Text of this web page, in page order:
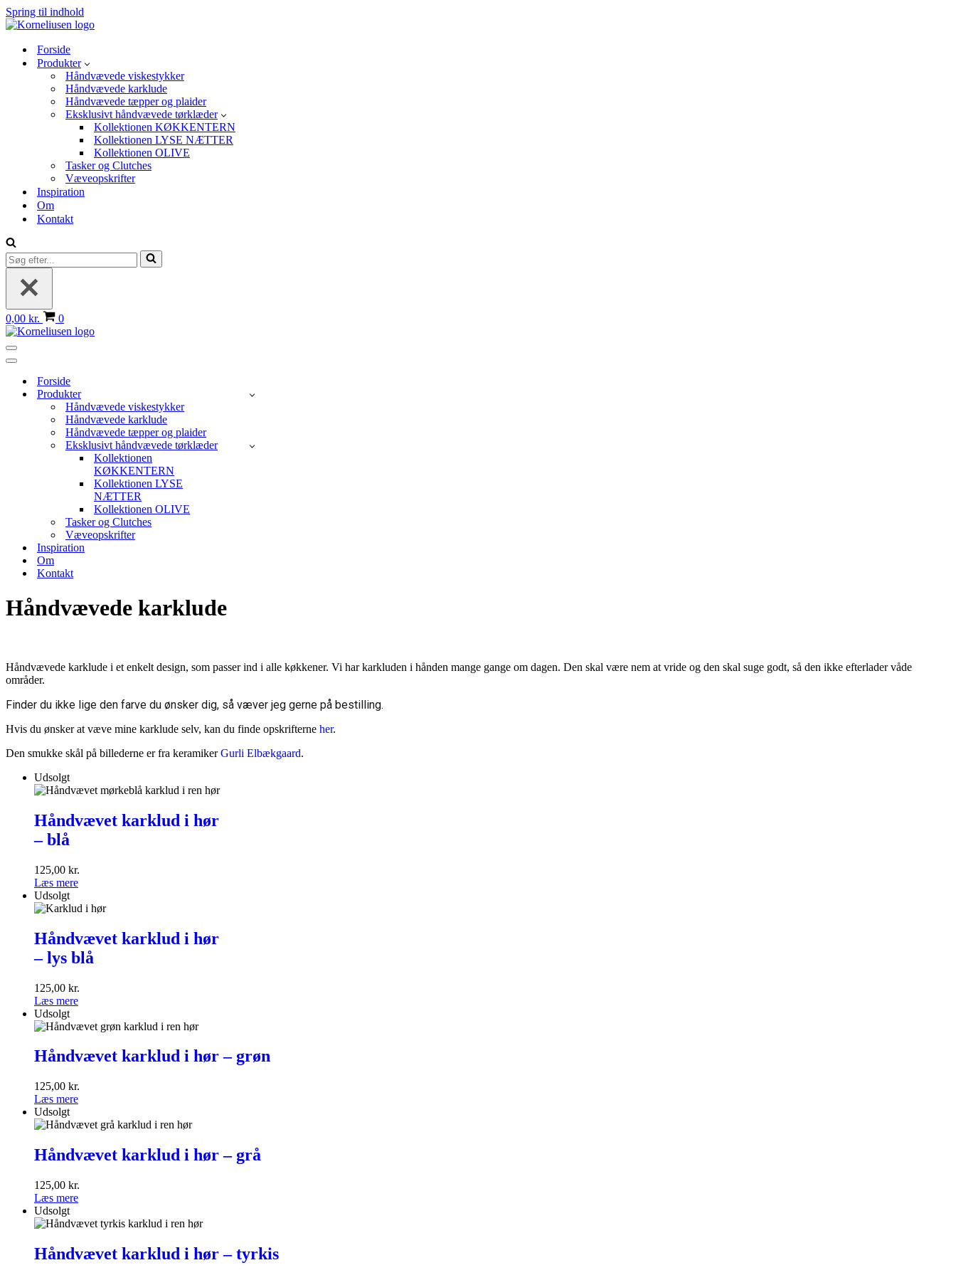
Spring til indhold
Forside
Produkter
Håndvævede viskestykker
Håndvævede karklude
Håndvævede tæpper og plaider
Eksklusivt håndvævede tørklæder
Kollektionen KØKKENTERN
Kollektionen LYSE NÆTTER
Kollektionen OLIVE
Tasker og Clutches
Væveopskrifter
Inspiration
Om
Kontakt
Søg
efter...
0,00 kr. Indkøbskurv
0
Navigation
menu
Navigation
Forside
Produkter
Håndvævede viskestykker
Håndvævede karklude
Håndvævede tæpper og plaider
Eksklusivt håndvævede tørklæder
Kollektionen
KØKKENTERN
Kollektionen LYSE
NÆTTER
Kollektionen OLIVE
Tasker og Clutches
Væveopskrifter
Inspiration
Om
Kontakt
Håndvævede karklude
Håndvævede karklude i et enkelt design, som passer ind i alle køkkener. Vi har karkluden i hånden mange gange om dagen. Den skal være nem at vride og den skal suge godt, så den ikke efterlader våde
områder.
Finder du ikke lige den farve du ønsker dig, så væver jeg gerne på bestilling.
Hvis du ønsker at væve mine karklude selv, kan du finde opskrifterne her.
Den smukke skål på billederne er fra keramikerGurli Elbækgaard.
Udsolgt
karklud
i
hør
>–
blå
Håndvævet karklud i hør
– blå
125,00 kr.
Læs mere
Udsolgt
karklud
i
hør
lys
blå
Håndvævet karklud i hør
– lys blå
125,00 kr.
Læs mere
Udsolgt
karklud
i
–
grøn
Håndvævet karklud i hør – grøn
125,00 kr.
Læs mere
Udsolgt
karklud
i
–
grå
Håndvævet karklud i hør – grå
125,00 kr.
Læs mere
Udsolgt
karklud
iHåndvævet karklud i hør – tyrkis